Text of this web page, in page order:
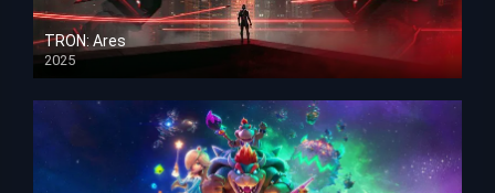
TRON: Ares
2025
HD 1080p